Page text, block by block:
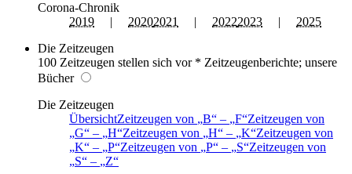
Corona-Chronik
2019 | 20202021 | 20222023 | 2025
Die Zeitzeugen
100 Zeitzeugen stellen sich vor * Zeitzeugenberichte; unsere
Bücher
Die Zeitzeugen
ÜbersichtZeitzeugen von B – F Zeitzeugen von
G
– H Zeitzeugen von H – K Zeitzeugen von
K
– P Zeitzeugen von P – S Zeitzeugen von
S
–
Z